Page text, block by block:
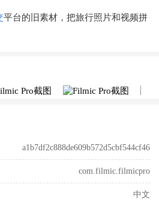
平台的旧素材，把旅行照片和视频拼
a1b7df2c888de609b572d5cbf544cf46
com.filmic.filmicpro
中文